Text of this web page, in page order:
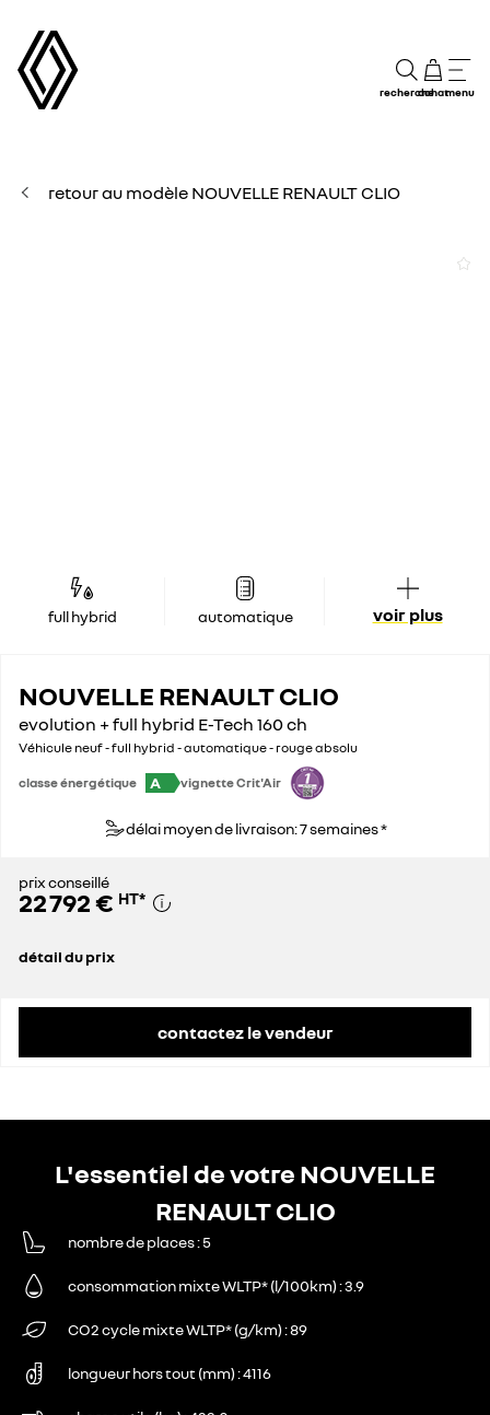
rechercheachatmenu
retour au modèle NOUVELLE RENAULT CLIO
full hybrid automatique voir plus
NOUVELLE RENAULT CLIO
evolution + full hybrid E-Tech 160 ch
Véhicule neuf - full hybrid - automatique - rouge absolu
classe énergétique A vignette Crit'Air
délai moyen de livraison: 7 semaines *
prix conseillé
22 792 € HT*
détail du prix
contactez le vendeur
L'essentiel de votre NOUVELLE
RENAULT CLIO
nombre de places 5
consommation mixte WLTP* (l/100km) 3.9
CO2 cycle mixte WLTP* (g/km) 89
longueur hors tout (mm) 4116